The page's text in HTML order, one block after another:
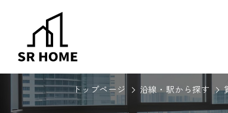
トップページ 沿線・駅から探す